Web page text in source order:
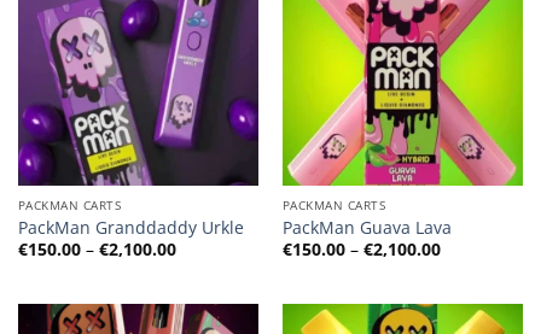
PACKMAN CARTS
PackMan Granddaddy Urkle
€150.00 – €2,100.00Preisspanne:
€150.00
PACKMAN CARTS
PackMan Guava Lava
€150.00 – €2,100.00
€150.00